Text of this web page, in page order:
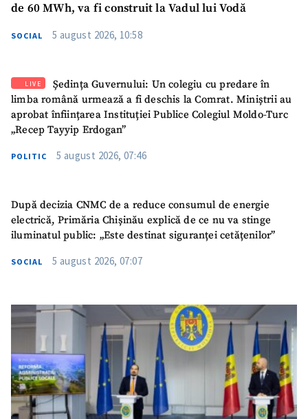
de 60 MWh, va fi construit la Vadul lui Vodă
SOCIAL 5 august 2026, 10:58
LIVE
Ședința Guvernului: Un colegiu cu predare în
limba română urmează a fi deschis la Comrat. Miniștrii au
aprobat înființarea Instituției Publice Colegiul Moldo-Turc
„Recep Tayyip Erdogan”
POLITIC 5 august 2026, 07:46
După decizia CNMC de a reduce consumul de energie
electrică, Primăria Chișinău explică de ce nu va stinge
iluminatul public: „Este destinat siguranței cetățenilor”
SOCIAL 5 august 2026, 07:07